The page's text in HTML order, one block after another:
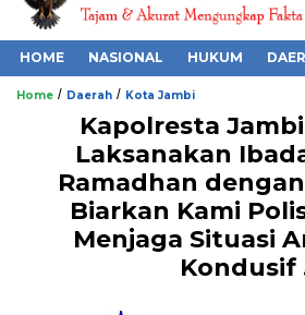
HOME NASIONAL HUKUM
Home / Daerah / Kota Jambi
Kapolresta
Laksanakan
Ramadhan
Biarkan Kami
Menjaga Situasi
Kondusif